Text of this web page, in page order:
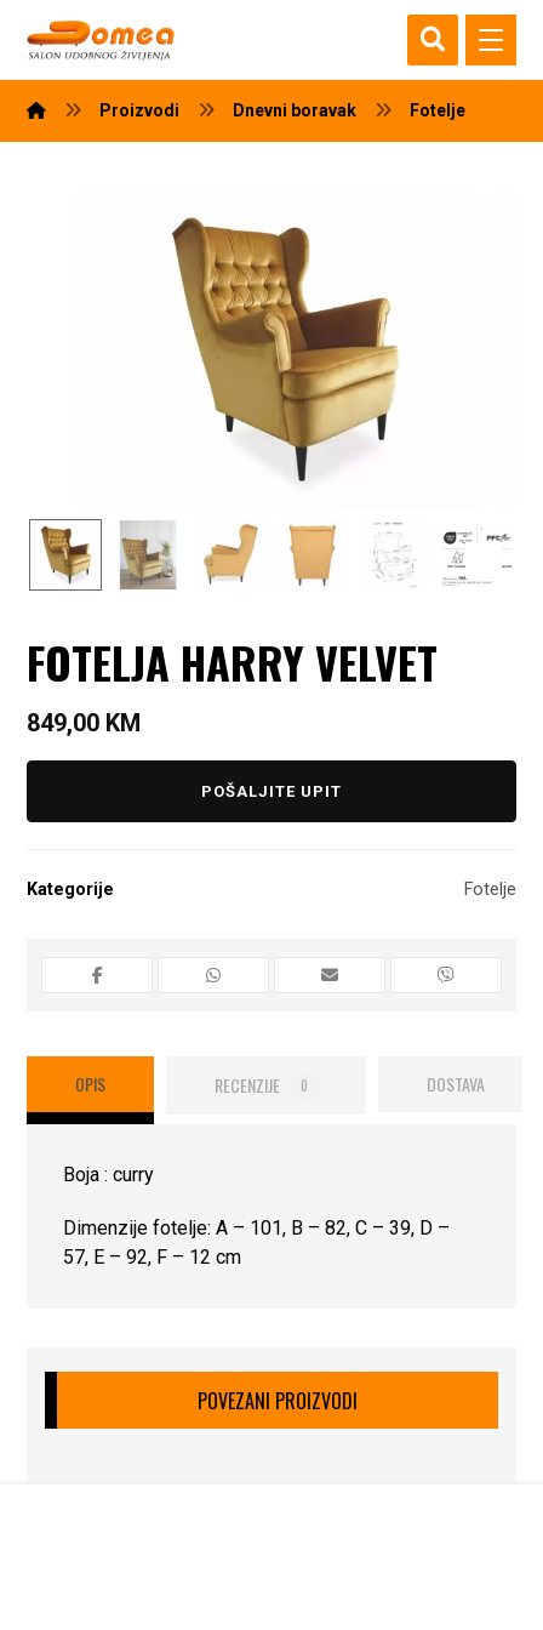
Proizvodi Dnevni boravak Fotelje
FOTELJA HARRY VELVET
849,00 KM
POŠALJITE UPIT
Kategorije Fotelje
OPIS RECENZIJE 0 DOSTAVA
Boja : curry
Dimenzije fotelje: A – 101, B – 82, C – 39, D –
57, E – 92, F – 12 cm
POVEZANI PROIZVODI